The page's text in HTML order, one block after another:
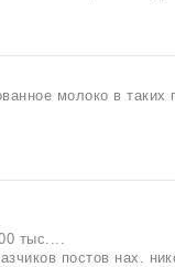
молоко в таких
тыс....
постов нах.